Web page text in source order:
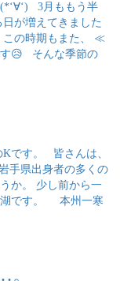
3月ももう半
が増えてきました
この時期もまた、 ≪
😥 そんな季節の
です。 皆さんは、
手県出身者の多くの
か。 少し前から一
湖です。 本州一寒